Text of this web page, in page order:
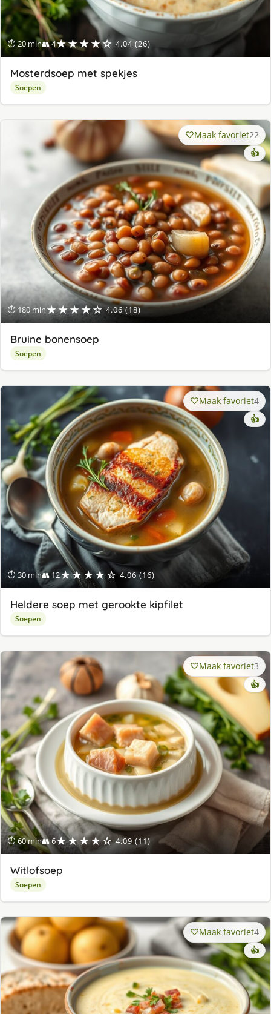
⏱ 20 min👥 4★★★★☆ 4.04 (26)
Mosterdsoep met spekjes
Soepen
⏱ 180 min★★★★☆ 4.06 (18)
Maak favoriet22
👍
Bruine bonensoep
Soepen
⏱ 30 min👥 12★★★★☆ 4.06 (16)
Maak favoriet4
👍
Heldere soep met gerookte kipfilet
Soepen
⏱ 60 min👥 6★★★★☆ 4.09 (11)
Maak favoriet3
👍
Witlofsoep
Soepen
Maak favoriet4
👍